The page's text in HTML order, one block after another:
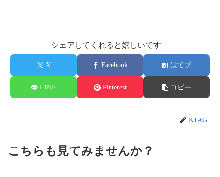
シェアしてくれると嬉しいです！
X Facebook はてブ
LINE Pinterest コピー
KTAG
こちらも見てみませんか？